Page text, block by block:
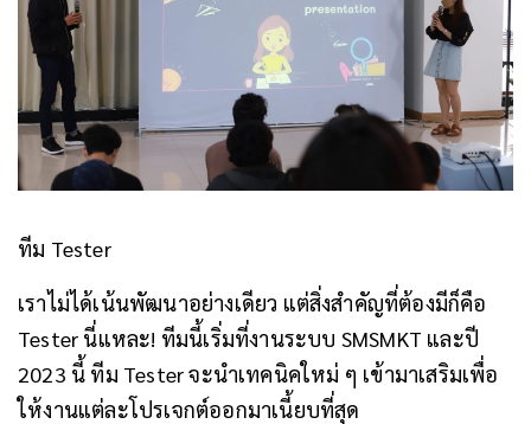
ทีม Tester
เราไม่ได้เน้นพัฒนาอย่างเดียว แต่สิ่งสำคัญที่ต้องมีก็คือ
Tester นี่แหละ! ทีมนี้เริ่มที่งานระบบ SMSMKT และปี
2023 นี้ ทีม Tester จะนำเทคนิคใหม่ ๆ เข้ามาเสริมเพื่อ
ให้งานแต่ละโปรเจกต์ออกมาเนี้ยบที่สุด